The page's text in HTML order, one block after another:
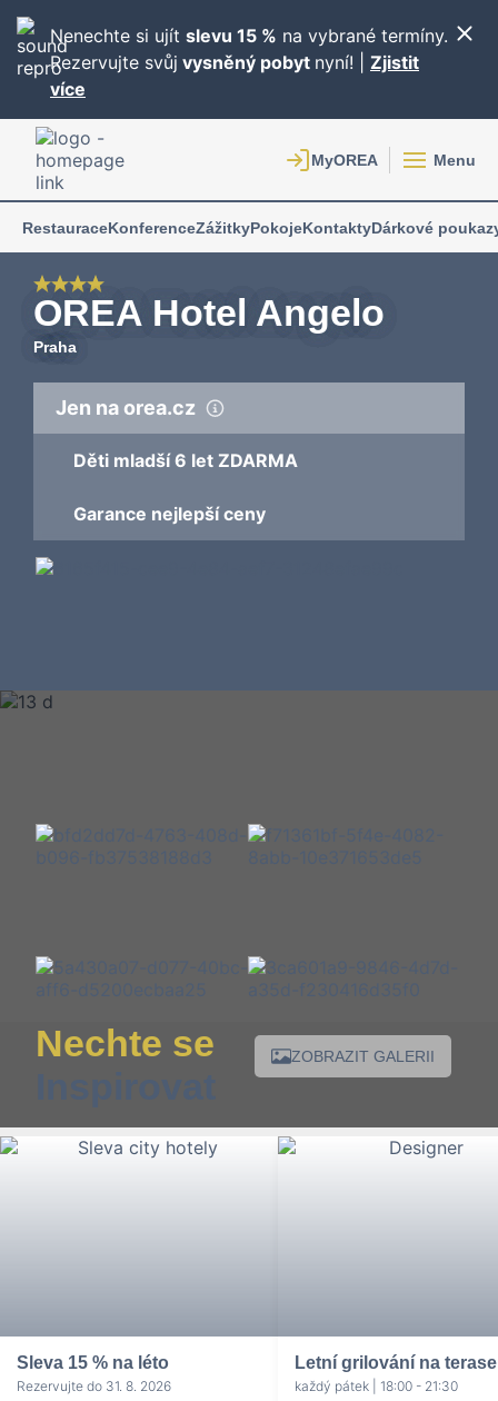
Nenechte si ujít slevu 15 % na vybrané termíny.
Rezervujte svůj vysněný pobyt nyní! |
Zjistit
více
Menu
RestauraceKonferenceZážitkyPokojeKontaktyDárkové
OREA Hotel Angelo
Praha
Jen na orea.cz
Děti mladší 6 let ZDARMA
Garance nejlepší ceny
ZOBRAZIT GALERII
Nechte se
Sleva 15 % na léto
Rezervujte do 31. 8. 2026
Letní grilování na terase
každý pátek | 18:00 - 21:30